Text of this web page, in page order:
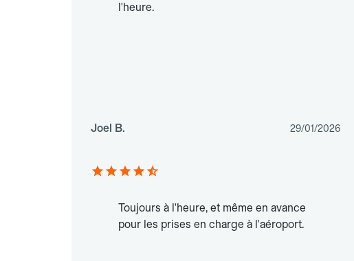
l'heure.
Joel B. 29/01/2026
Toujours à l'heure, et même en avance
pour les prises en charge à l'aéroport.